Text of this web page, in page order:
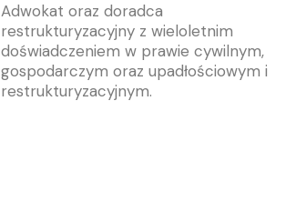
Adwokat oraz doradca
restrukturyzacyjny z wieloletnim
doświadczeniem w prawie cywilnym,
gospodarczym oraz upadłościowym i
restrukturyzacyjnym.